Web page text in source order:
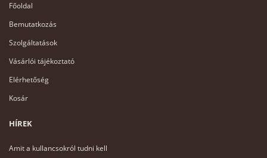
Főoldal
Bemutatkozás
Szolgáltatások
Vásárlói tájékoztató
Elérhetőség
Kosár
HÍREK
Amit a kullancsokról tudni kell